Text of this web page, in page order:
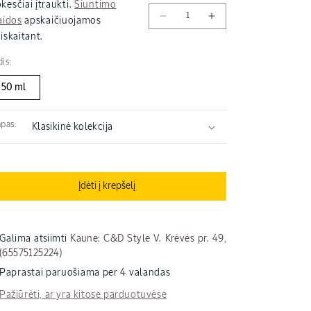
įtraukti. Siuntimo
apskaičiuojamos
SumažintiPadidinti
50 ml
Įdėti į krepšelį
Galima atsiimti Kaune: C&D Style V. Krėvės pr. 49,
(65575125224)
Paprastai paruošiama per 4 valandas
Pažiūrėti, ar yra kitose parduotuvėse